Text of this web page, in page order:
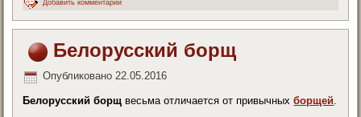
Добавить комментарий
Белорусский борщ
Опубликовано 22.05.2016
Белорусский борщ весьма отличается от привычныхборщей